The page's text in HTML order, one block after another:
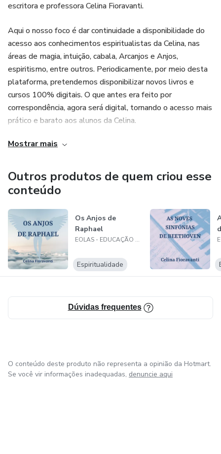
escritora e professora Celina Fioravanti.
Aqui o nosso foco é dar continuidade a disponibilidade do
acesso aos conhecimentos espiritualistas da Celina, nas
áreas de magia, intuição, cabala, Arcanjos e Anjos,
espiritismo, entre outros. Periodicamente, por meio desta
plataforma, pretendemos disponibilizar novos livros e
cursos 100% digitais. O que antes era feito por
correspondência, agora será digital, tornando o acesso mais
prático e barato aos alunos da Celina.
Mostrar mais
Outros produtos de quem criou esse
conteúdo
Os Anjos de
Raphael
EOLAS - EDUCAÇÃO QUE TRANSCENDE
Espiritualidade
Dúvidas frequentes
O conteúdo deste produto não representa a opinião da Hotmart.
Se você vir informações inadequadas, denuncie aqui